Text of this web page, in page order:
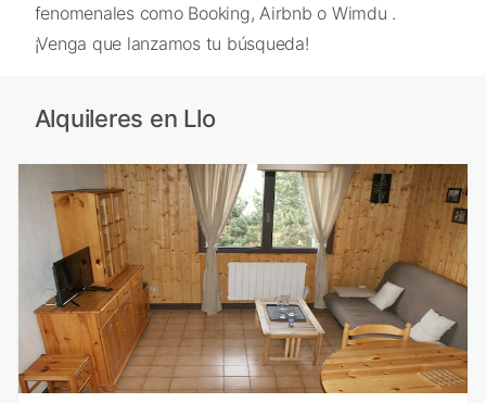
fenomenales como Booking, Airbnb o Wimdu .
¡Venga que lanzamos tu búsqueda!
Alquileres en Llo